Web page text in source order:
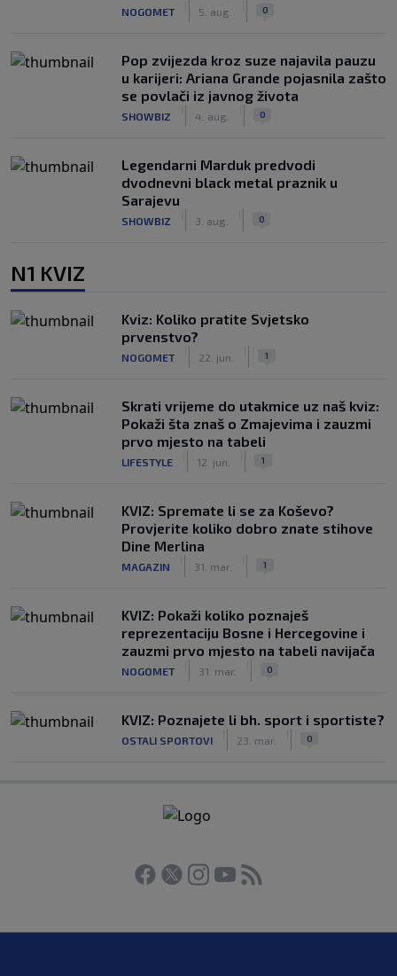
NOGOMET 5. aug. 0
Pop zvijezda kroz suze najavila pauzu
u karijeri: Ariana Grande pojasnila zašto
se povlači iz javnog života
SHOWBIZ 4. aug. 0
Legendarni Marduk predvodi
dvodnevni black metal praznik u
Sarajevu
SHOWBIZ 3. aug. 0
N1 KVIZ
Kviz: Koliko pratite Svjetsko
prvenstvo?
NOGOMET 22. jun. 1
Skrati vrijeme do utakmice uz naš kviz:
Pokaži šta znaš o Zmajevima i zauzmi
prvo mjesto na tabeli
LIFESTYLE 12. jun. 1
KVIZ: Spremate li se za Koševo?
Provjerite koliko dobro znate stihove
Dine Merlina
MAGAZIN 31. mar. 1
KVIZ: Pokaži koliko poznaješ
reprezentaciju Bosne i Hercegovine i
zauzmi prvo mjesto na tabeli navijača
NOGOMET 31. mar. 0
KVIZ: Poznajete li bh. sport i sportiste?
OSTALI SPORTOVI 23. mar. 0